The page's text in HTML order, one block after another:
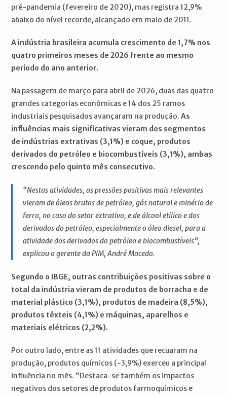
pré-pandemia (fevereiro de 2020), mas registra 12,9%
abaixo do nível recorde, alcançado em maio de 2011.
A indústria brasileira acumula crescimento de 1,7% nos
quatro primeiros meses de 2026 frente ao mesmo
período do ano anterior.
Na passagem de março para abril de 2026, duas das quatro
grandes categorias econômicas e 14 dos 25 ramos
industriais pesquisados avançaram na produção.As
influências mais significativas vieram dos segmentos
de indústrias extrativas (3,1%) e coque, produtos
derivados do petróleo e biocombustíveis (3,1%), ambas
crescendo pelo quinto mês consecutivo.
“Nestas atividades, as pressões positivas mais relevantes
vieram de óleos brutos de petróleo, gás natural e minério de
ferro, no caso do setor extrativo, e de álcool etílico e dos
derivados do petróleo, especialmente o óleo diesel, para a
atividade dos derivados do petróleo e biocombustíveis”,
explicou o gerente da PIM, André Macedo.
Segundo o IBGE, outras contribuições positivas sobre o
total da indústria vieram de produtos de borracha e de
material plástico (3,1%), produtos de madeira (8,5%),
produtos têxteis (4,1%) e máquinas, aparelhos e
materiais elétricos (2,2%).
Por outro lado, entre as 11 atividades que recuaram na
produção, produtos químicos (-3,9%) exerceu a principal
influência no mês. “Destaca-se também os impactos
negativos dos setores de produtos farmoquímicos e